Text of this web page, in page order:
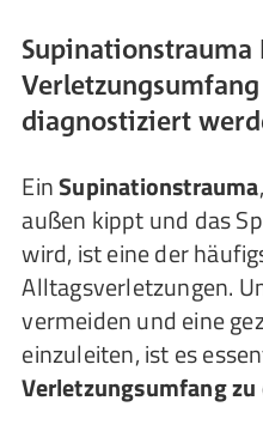
Supinationstrauma
diagnostiziert
EinSupinationstrauma
außen kippt und das
wird, ist eine der
Alltagsverletzungen.
vermeiden und eine
einzuleiten, ist es
Verletzungsumfang